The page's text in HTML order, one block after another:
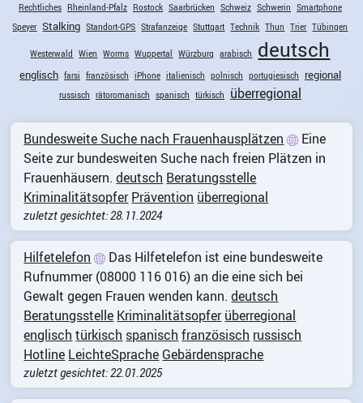
Rechtliches Rheinland-Pfalz Rostock Saarbrücken Schweiz Schwerin Smartphone
Speyer Stalking Standort-GPS Strafanzeige Stuttgart Technik Thun Trier Tübingen
Westerwald Wien Worms Wuppertal Würzburg arabisch deutsch
englisch farsi französisch iPhone italienisch polnisch portugiesisch regional
russisch rätoromanisch spanisch türkisch überregional
Bundesweite Suche nach Frauenhausplätzen
Eine
Seite zur bundesweiten Suche nach freien Plätzen in
Frauenhäusern. deutsch Beratungsstelle
Kriminalitätsopfer Prävention überregional
zuletzt gesichtet: 28.11.2024
Hilfetelefon
Das Hilfetelefon ist eine bundesweite
Rufnummer (08000 116 016) an die eine sich bei
Gewalt gegen Frauen wenden kann. deutsch
Beratungsstelle Kriminalitätsopfer überregional
englisch türkisch spanisch französisch russisch
Hotline LeichteSprache Gebärdensprache
zuletzt gesichtet: 22.01.2025